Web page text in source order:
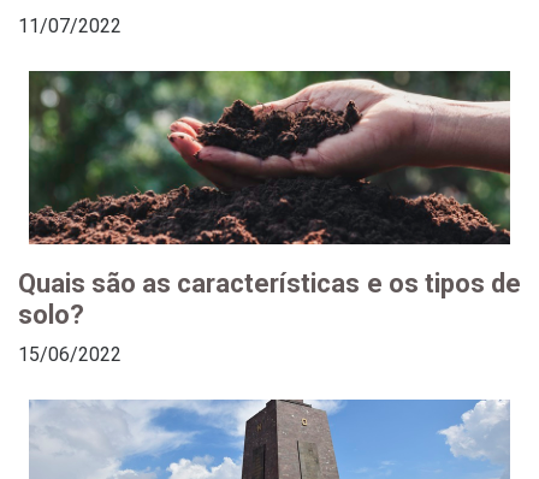
11/07/2022
Quais são as características e os tipos de
solo?
15/06/2022